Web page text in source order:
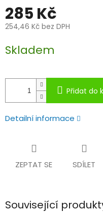
285 Kč
254,46 Kč bez DPH
cena:
Skladem
Přidat do
Detailní informace
ZEPTAT SE SDÍLET
Související